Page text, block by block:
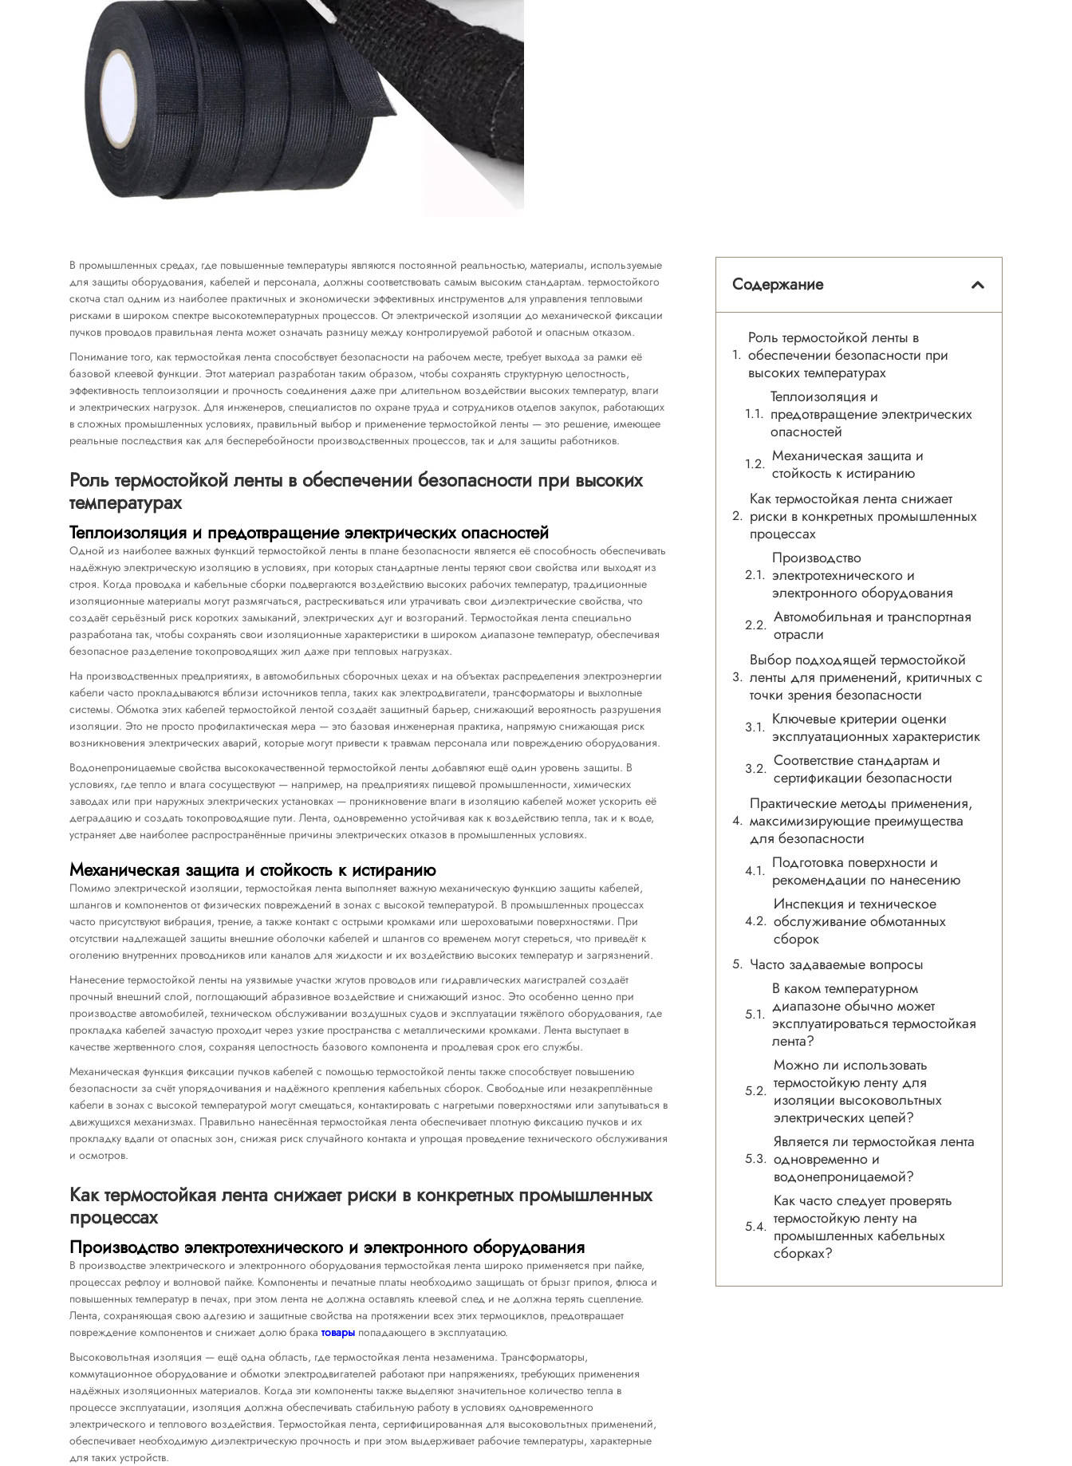
В промышленных средах, где повышенные температуры являются постоянной реальностью, материалы, используемые
для защиты оборудования, кабелей и персонала, должны соответствовать самым высоким стандартам. термостойкого
скотча стал одним из наиболее практичных и экономически эффективных инструментов для управления тепловыми
рисками в широком спектре высокотемпературных процессов. От электрической изоляции до механической фиксации
пучков проводов правильная лента может означать разницу между контролируемой работой и опасным отказом.
Понимание того, как термостойкая лента способствует безопасности на рабочем месте, требует выхода за рамки её
базовой клеевой функции. Этот материал разработан таким образом, чтобы сохранять структурную целостность,
эффективность теплоизоляции и прочность соединения даже при длительном воздействии высоких температур, влаги
и электрических нагрузок. Для инженеров, специалистов по охране труда и сотрудников отделов закупок, работающих
в сложных промышленных условиях, правильный выбор и применение термостойкой ленты — это решение, имеющее
реальные последствия как для бесперебойности производственных процессов, так и для защиты работников.
Роль термостойкой ленты в обеспечении безопасности при высоких
температурах
Теплоизоляция и предотвращение электрических опасностей
Одной из наиболее важных функций термостойкой ленты в плане безопасности является её способность обеспечивать
надёжную электрическую изоляцию в условиях, при которых стандартные ленты теряют свои свойства или выходят из
строя. Когда проводка и кабельные сборки подвергаются воздействию высоких рабочих температур, традиционные
изоляционные материалы могут размягчаться, растрескиваться или утрачивать свои диэлектрические свойства, что
создаёт серьёзный риск коротких замыканий, электрических дуг и возгораний. Термостойкая лента специально
разработана так, чтобы сохранять свои изоляционные характеристики в широком диапазоне температур, обеспечивая
безопасное разделение токопроводящих жил даже при тепловых нагрузках.
На производственных предприятиях, в автомобильных сборочных цехах и на объектах распределения электроэнергии
кабели часто прокладываются вблизи источников тепла, таких как электродвигатели, трансформаторы и выхлопные
системы. Обмотка этих кабелей термостойкой лентой создаёт защитный барьер, снижающий вероятность разрушения
изоляции. Это не просто профилактическая мера — это базовая инженерная практика, напрямую снижающая риск
возникновения электрических аварий, которые могут привести к травмам персонала или повреждению оборудования.
Водонепроницаемые свойства высококачественной термостойкой ленты добавляют ещё один уровень защиты. В
условиях, где тепло и влага сосуществуют — например, на предприятиях пищевой промышленности, химических
заводах или при наружных электрических установках — проникновение влаги в изоляцию кабелей может ускорить её
деградацию и создать токопроводящие пути. Лента, одновременно устойчивая как к воздействию тепла, так и к воде,
устраняет две наиболее распространённые причины электрических отказов в промышленных условиях.
Механическая защита и стойкость к истиранию
Помимо электрической изоляции, термостойкая лента выполняет важную механическую функцию защиты кабелей,
шлангов и компонентов от физических повреждений в зонах с высокой температурой. В промышленных процессах
часто присутствуют вибрация, трение, а также контакт с острыми кромками или шероховатыми поверхностями. При
отсутствии надлежащей защиты внешние оболочки кабелей и шлангов со временем могут стереться, что приведёт к
оголению внутренних проводников или каналов для жидкости и их воздействию высоких температур и загрязнений.
Нанесение термостойкой ленты на уязвимые участки жгутов проводов или гидравлических магистралей создаёт
прочный внешний слой, поглощающий абразивное воздействие и снижающий износ. Это особенно ценно при
производстве автомобилей, техническом обслуживании воздушных судов и эксплуатации тяжёлого оборудования, где
прокладка кабелей зачастую проходит через узкие пространства с металлическими кромками. Лента выступает в
качестве жертвенного слоя, сохраняя целостность базового компонента и продлевая срок его службы.
Механическая функция фиксации пучков кабелей с помощью термостойкой ленты также способствует повышению
безопасности за счёт упорядочивания и надёжного крепления кабельных сборок. Свободные или незакреплённые
кабели в зонах с высокой температурой могут смещаться, контактировать с нагретыми поверхностями или запутываться в
движущихся механизмах. Правильно нанесённая термостойкая лента обеспечивает плотную фиксацию пучков и их
прокладку вдали от опасных зон, снижая риск случайного контакта и упрощая проведение технического обслуживания
и осмотров.
Как термостойкая лента снижает риски в конкретных промышленных
процессах
Производство электротехнического и электронного оборудования
В производстве электрического и электронного оборудования термостойкая лента широко применяется при пайке,
процессах рефлоу и волновой пайке. Компоненты и печатные платы необходимо защищать от брызг припоя, флюса и
повышенных температур в печах, при этом лента не должна оставлять клеевой след и не должна терять сцепление.
Лента, сохраняющая свою адгезию и защитные свойства на протяжении всех этих термоциклов, предотвращает
повреждение компонентов и снижает долю брака товары попадающего в эксплуатацию.
Высоковольтная изоляция — ещё одна область, где термостойкая лента незаменима. Трансформаторы,
коммутационное оборудование и обмотки электродвигателей работают при напряжениях, требующих применения
надёжных изоляционных материалов. Когда эти компоненты также выделяют значительное количество тепла в
процессе эксплуатации, изоляция должна обеспечивать стабильную работу в условиях одновременного
электрического и теплового воздействия. Термостойкая лента, сертифицированная для высоковольтных применений,
обеспечивает необходимую диэлектрическую прочность и при этом выдерживает рабочие температуры, характерные
для таких устройств.
Содержание
Роль термостойкой ленты в
обеспечении безопасности при
высоких температурах
Теплоизоляция и
предотвращение электрических
опасностей
Механическая защита и
стойкость к истиранию
Как термостойкая лента снижает
риски в конкретных промышленных
процессах
Производство
электротехнического и
электронного оборудования
Автомобильная и транспортная
отрасли
Выбор подходящей термостойкой
ленты для применений, критичных с
точки зрения безопасности
Ключевые критерии оценки
эксплуатационных характеристик
Соответствие стандартам и
сертификации безопасности
Практические методы применения,
максимизирующие преимущества
для безопасности
Подготовка поверхности и
рекомендации по нанесению
Инспекция и техническое
обслуживание обмотанных
сборок
Часто задаваемые вопросы
В каком температурном
диапазоне обычно может
эксплуатироваться термостойкая
лента?
Можно ли использовать
термостойкую ленту для
изоляции высоковольтных
электрических цепей?
Является ли термостойкая лента
одновременно и
водонепроницаемой?
Как часто следует проверять
термостойкую ленту на
промышленных кабельных
сборках?